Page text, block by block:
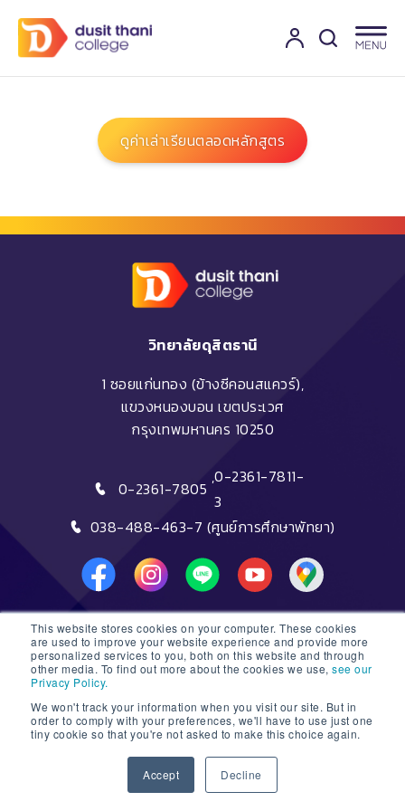
This website stores cookies on your computer. These cookies
are used to improve your website experience and provide more
personalized services to you, both on this website and through
other media. To find out more about the cookies we use, see our
Privacy Policy.
We won't track your information when you visit our site. But in
order to comply with your preferences, we'll have to use just one
tiny cookie so that you're not asked to make this choice again.
Accept Decline
ดูค่าเล่าเรียนตลอดหลักสูตร
วิทยาลัยดุสิตธานี
1 ซอยแก่นทอง (ข้างซีคอนสแควร์),
แขวงหนองบอน เขตประเวศ
กรุงเทพมหานคร 10250
0-2361-7805
,0-2361-7811-
3
038-488-463-7 (ศูนย์การศึกษาพัทยา)
DTC HOTLINE
FAQs
ติดต่อฝ่ายรับสมัครหลักสูตรระยะสั้น
ติดต่อฝ่ายรับสมัครหลักสูตรปริญญา
© 2026 Dusit Thani College |